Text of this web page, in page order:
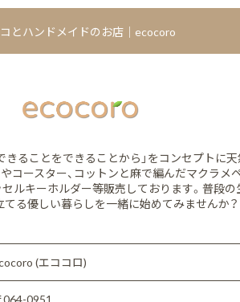
とハンドメイドのお店｜ecocoro
きることをできることから」をコンセプトに
コースター、コットンと麻で編んだマクラメ
ルキーホルダー等販売しております。普段
てる優しい暮らしを一緒に始めてみませんか？
(エココロ)